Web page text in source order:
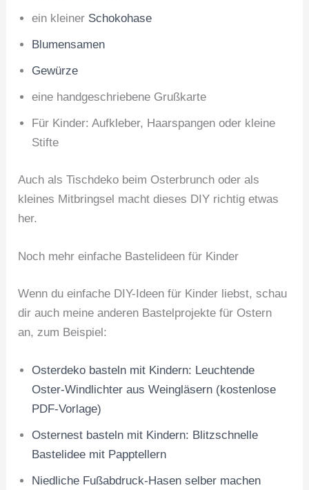
ein kleiner Schokohase
Blumensamen
Gewürze
eine handgeschriebene Grußkarte
Für Kinder: Aufkleber, Haarspangen oder kleine
Stifte
Auch als Tischdeko beim Osterbrunch oder als
kleines Mitbringsel macht dieses DIY richtig etwas
her.
Noch mehr einfache Bastelideen für Kinder
Wenn du einfache DIY-Ideen für Kinder liebst, schau
dir auch meine anderen Bastelprojekte für Ostern
an, zum Beispiel:
Osterdeko basteln mit Kindern: Leuchtende
Oster-Windlichter aus Weingläsern (kostenlose
PDF-Vorlage)
Osternest basteln mit Kindern: Blitzschnelle
Bastelidee mit Papptellern
Niedliche Fußabdruck-Hasen selber machen